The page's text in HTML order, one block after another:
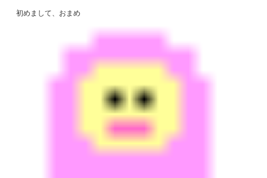
初めまして、おまめ